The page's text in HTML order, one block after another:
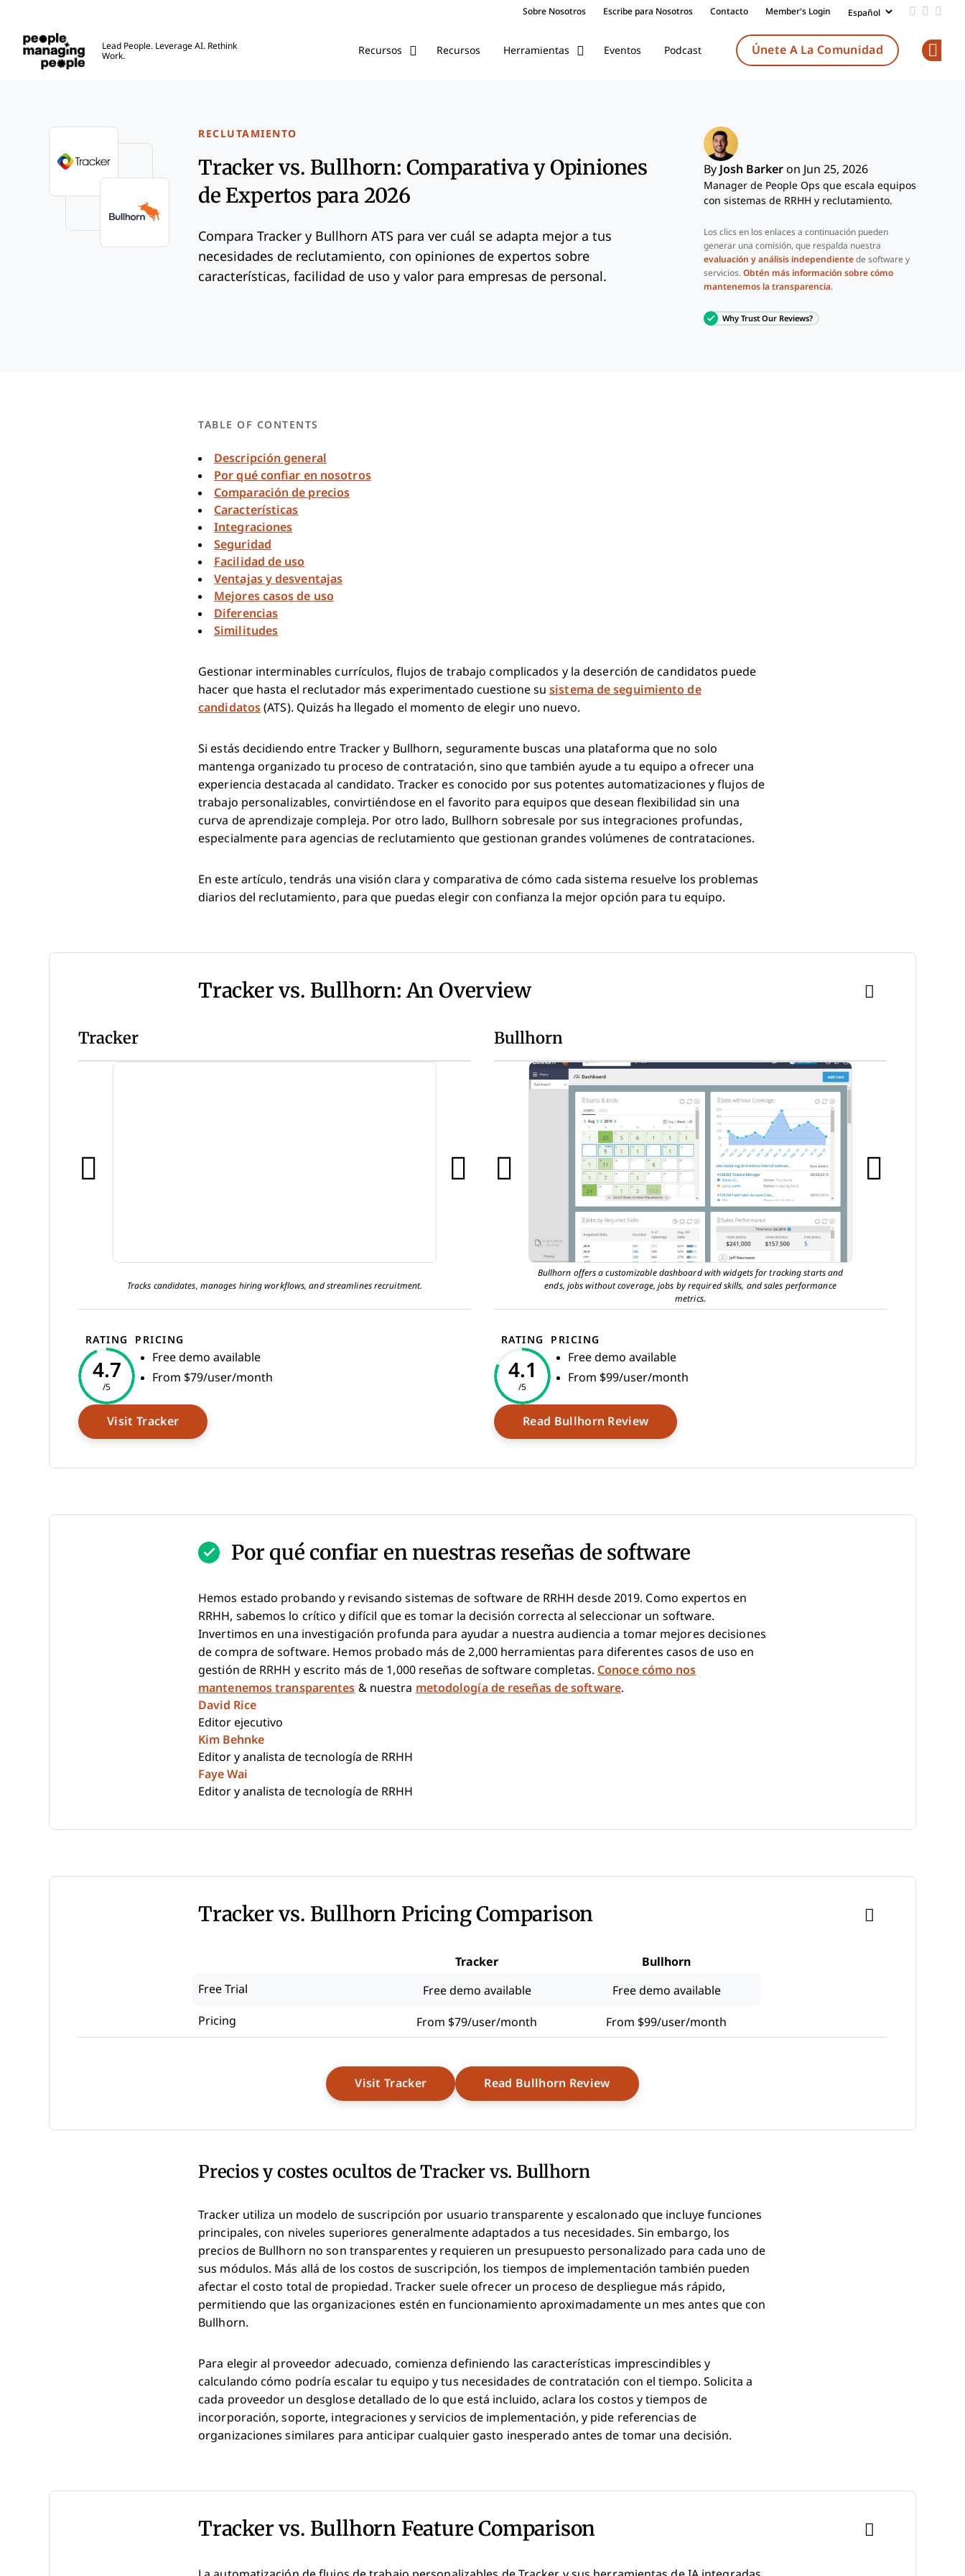
Sobre Nosotros Escribe para Nosotros Contacto Member's Login Add us
Follow
Lead People. Leverage AI. Rethink
Work.
Recursos Recursos Herramientas Eventos Podcast Únete A La Comunidad
RECLUTAMIENTO
Tracker vs. Bullhorn: Comparativa y Opiniones
de Expertos para 2026
Compara Tracker y Bullhorn ATS para ver cuál se adapta mejor a tus
necesidades de reclutamiento, con opiniones de expertos sobre
características, facilidad de uso y valor para empresas de personal.
By Josh Barker on Jun 25, 2026
Manager de People Ops que escala equipos
con sistemas de RRHH y reclutamiento.
Los clics en los enlaces a continuación pueden
generar una comisión, que respalda nuestra
evaluación y análisis independiente de software y
servicios. Obtén más información sobre cómo
mantenemos la transparencia.
Why Trust Our Reviews?
TABLE OF CONTENTS
Descripción general
Por qué confiar en nosotros
Comparación de precios
Características
Integraciones
Seguridad
Facilidad de uso
Ventajas y desventajas
Mejores casos de uso
Diferencias
Similitudes
Gestionar interminables currículos, flujos de trabajo complicados y la deserción de candidatos puede
hacer que hasta el reclutador más experimentado cuestione susistema de seguimiento de
candidatos (ATS). Quizás ha llegado el momento de elegir uno nuevo.
Si estás decidiendo entre Tracker y Bullhorn, seguramente buscas una plataforma que no solo
mantenga organizado tu proceso de contratación, sino que también ayude a tu equipo a ofrecer una
experiencia destacada al candidato. Tracker es conocido por sus potentes automatizaciones y flujos de
trabajo personalizables, convirtiéndose en el favorito para equipos que desean flexibilidad sin una
curva de aprendizaje compleja. Por otro lado, Bullhorn sobresale por sus integraciones profundas,
especialmente para agencias de reclutamiento que gestionan grandes volúmenes de contrataciones.
En este artículo, tendrás una visión clara y comparativa de cómo cada sistema resuelve los problemas
diarios del reclutamiento, para que puedas elegir con confianza la mejor opción para tu equipo.
Tracker vs. Bullhorn: An Overview
Tracker
Tracks candidates, manages hiring workflows, and streamlines recruitment.
RATING
4.7
/5
PRICING
Free demo available
From $79/user/month
Visit TrackerOpens New Window
Bullhorn
Bullhorn offers a customizable dashboard with widgets for tracking starts and
ends, jobs without coverage, jobs by required skills, and sales performance
metrics.
RATING
4.1
/5
PRICING
Free demo available
From $99/user/month
Read Bullhorn ReviewOpens New Window
Por qué confiar en nuestras reseñas de software
Hemos estado probando y revisando sistemas de software de RRHH desde 2019. Como expertos en
RRHH, sabemos lo crítico y difícil que es tomar la decisión correcta al seleccionar un software.
Invertimos en una investigación profunda para ayudar a nuestra audiencia a tomar mejores decisiones
de compra de software. Hemos probado más de 2,000 herramientas para diferentes casos de uso en
gestión de RRHH y escrito más de 1,000 reseñas de software completas. Conoce cómo nos
mantenemos transparentes & nuestra metodología de reseñas de software.
David Rice
Editor ejecutivo
Kim Behnke
Editor y analista de tecnología de RRHH
Faye Wai
Editor y analista de tecnología de RRHH
Tracker vs. Bullhorn Pricing Comparison
Tracker Bullhorn
Free Trial Free demo available Free demo available
Pricing From $79/user/month From $99/user/month
Visit TrackerOpens New WindowRead Bullhorn ReviewOpens New Window
Precios y costes ocultos de Tracker vs. Bullhorn
Tracker utiliza un modelo de suscripción por usuario transparente y escalonado que incluye funciones
principales, con niveles superiores generalmente adaptados a tus necesidades. Sin embargo, los
precios de Bullhorn no son transparentes y requieren un presupuesto personalizado para cada uno de
sus módulos. Más allá de los costos de suscripción, los tiempos de implementación también pueden
afectar el costo total de propiedad. Tracker suele ofrecer un proceso de despliegue más rápido,
permitiendo que las organizaciones estén en funcionamiento aproximadamente un mes antes que con
Bullhorn.
Para elegir al proveedor adecuado, comienza definiendo las características imprescindibles y
calculando cómo podría escalar tu equipo y tus necesidades de contratación con el tiempo. Solicita a
cada proveedor un desglose detallado de lo que está incluido, aclara los costos y tiempos de
incorporación, soporte, integraciones y servicios de implementación, y pide referencias de
organizaciones similares para anticipar cualquier gasto inesperado antes de tomar una decisión.
Tracker vs. Bullhorn Feature Comparison